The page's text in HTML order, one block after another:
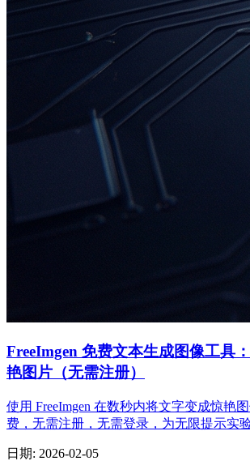
FreeImgen 免费文本生成图像工具
艳图片（无需注册）
使用 FreeImgen 在数秒内将文字变成惊艳
费，无需注册，无需登录，为无限提示实验
日期: 2026-02-05